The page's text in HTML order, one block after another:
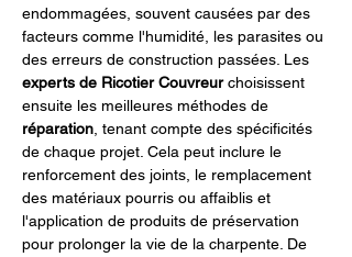
endommagées, souvent causées par des
facteurs comme l'humidité, les parasites ou
des erreurs de construction passées. Les
experts de Ricotier Couvreur choisissent
ensuite les meilleures méthodes de
réparation , tenant compte des spécificités
de chaque projet. Cela peut inclure le
renforcement des joints, le remplacement
des matériaux pourris ou affaiblis et
l'application de produits de préservation
pour prolonger la vie de la charpente. De